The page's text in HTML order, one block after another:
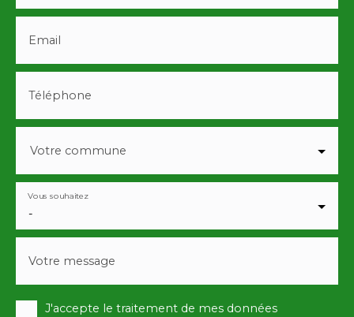
Email
Téléphone
Votre commune
-
Vous souhaitez
Votre message
J'accepte le traitement de mes données